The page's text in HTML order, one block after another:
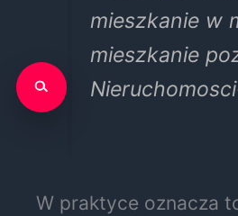
mieszkanie w
mieszkanie
W praktyce oznacza